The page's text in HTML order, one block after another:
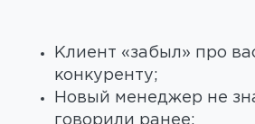
Клиент «забыл» про
конкуренту;
Новый менеджер не
говорили ранее;